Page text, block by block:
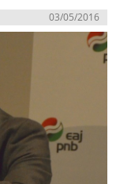
03/05/2016